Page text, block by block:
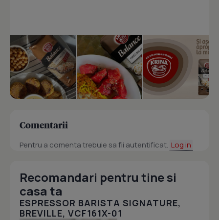
Comentarii
Pentru a comenta trebuie sa fii autentificat. Log in
Recomandari pentru tine si
casa ta
ESPRESSOR BARISTA SIGNATURE,
BREVILLE, VCF161X-01